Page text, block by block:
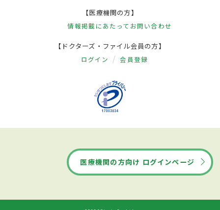
【医療機関の方】
情報掲載にあたって お問い合わせ
【ドクターズ・ファイル会員の方】
ログイン 会員登録
医療機関の方向け ログインページ